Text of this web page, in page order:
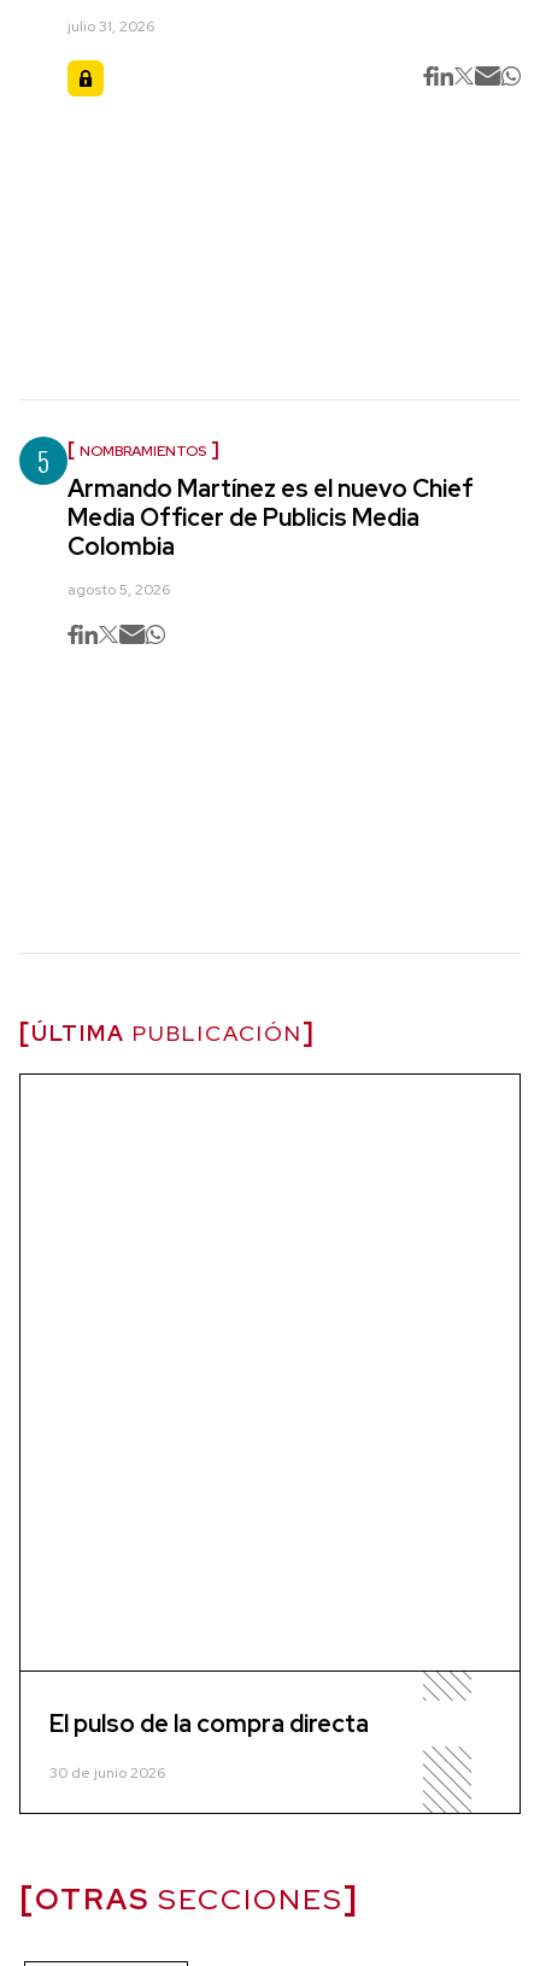
julio 31, 2026
5 NOMBRAMIENTOS
Armando Martínez es el nuevo Chief
Media Officer de Publicis Media
Colombia
agosto 5, 2026
ÚLTIMA PUBLICACIÓN
El pulso de la compra directa
30 de junio 2026
OTRAS SECCIONES